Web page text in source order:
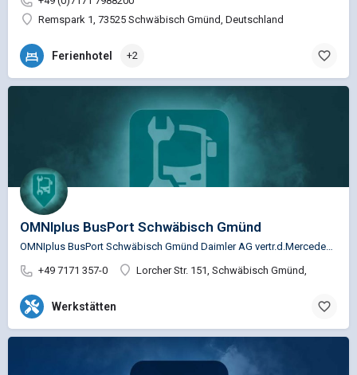
Remspark 1, 73525 Schwäbisch Gmünd, Deutschland
Ferienhotel +2
OMNIplus BusPort Schwäbisch Gmünd
+49 7171 357-0
Lorcher Str. 151, Schwäbisch Gmünd,
Werkstätten